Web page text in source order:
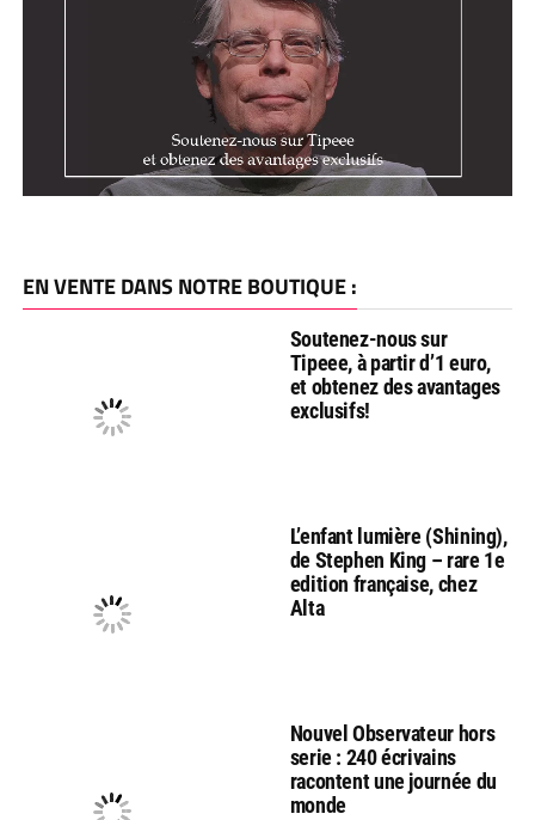
EN VENTE DANS NOTRE BOUTIQUE :
Soutenez-nous sur
Tipeee, à partir d’1 euro,
et obtenez des avantages
exclusifs!
L’enfant lumière (Shining),
de Stephen King – rare 1e
edition française, chez
Alta
Nouvel Observateur hors
serie : 240 écrivains
racontent une journée du
monde